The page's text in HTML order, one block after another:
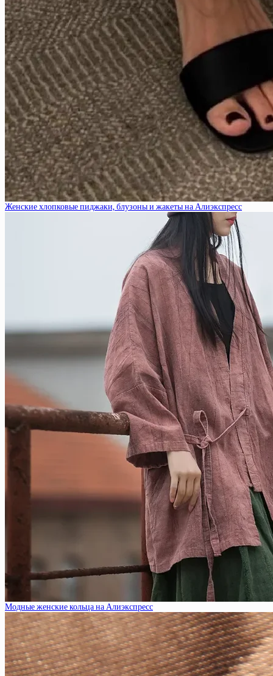
Женские хлопковые пиджаки, блузоны и жакеты на Алиэкспресс
Модные женские кольца на Алиэкспресс